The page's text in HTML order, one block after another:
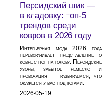
Персидский шик —
в кладовку: топ-5
трендов среди
ковров в 2026 году
Интерьерная мода 2026 года
переворачивает представление о
ковре с ног на голову. Персидские
узоры, забытое ремесло и
провокация — разбираемся, что
окажется у вас под ногами.
2026-05-19